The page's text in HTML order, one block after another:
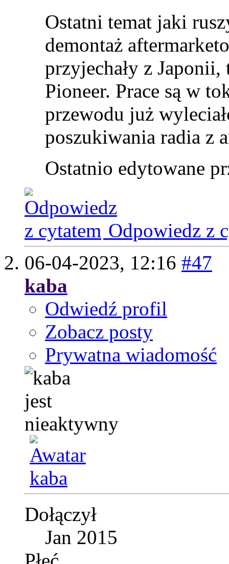
Ostatni temat jaki
demontaż
przyjechały z
Pioneer. Prace są w
przewodu już
poszukiwania radia z
Ostatnio edytowane
Odpowiedz z
06-04-2023, 12:16 #47
kaba
Odwiedź profil
Zobacz posty
Prywatna wiadomość
Dołączył
Jan 2015